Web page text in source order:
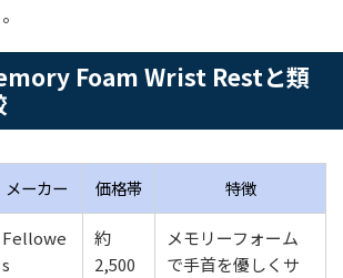
Foam Wrist Restと類
メーカー 価格帯 特徴
Fellowe
s
約
2,500
メモリーフォーム
で手首を優しくサ